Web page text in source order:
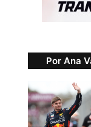
Por Ana